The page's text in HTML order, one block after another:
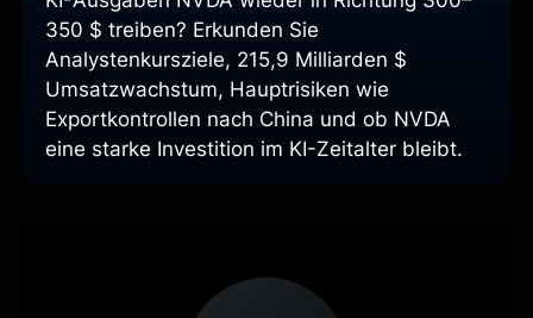
350 $ treiben? Erkunden Sie
Analystenkursziele, 215,9 Milliarden $
Umsatzwachstum, Hauptrisiken wie
Exportkontrollen nach China und ob NVDA
eine starke Investition im KI-Zeitalter bleibt.